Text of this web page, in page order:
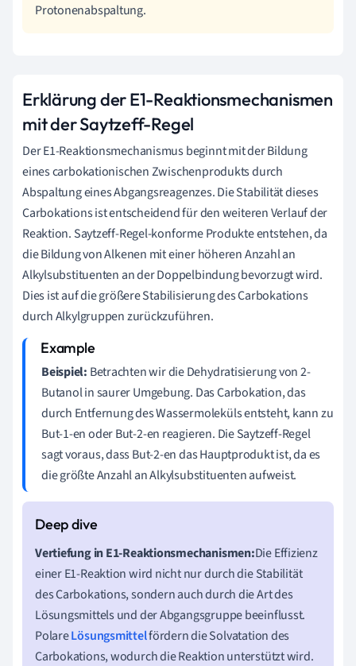
Protonenabspaltung.
Erklärung der E1-Reaktionsmechanismen
mit der Saytzeff-Regel
Der E1-Reaktionsmechanismus beginnt mit der Bildung
eines carbokationischen Zwischenprodukts durch
Abspaltung eines Abgangsreagenzes. Die Stabilität dieses
Carbokations ist entscheidend für den weiteren Verlauf der
Reaktion. Saytzeff-Regel-konforme Produkte entstehen, da
die Bildung von Alkenen mit einer höheren Anzahl an
Alkylsubstituenten an der Doppelbindung bevorzugt wird.
Dies ist auf die größere Stabilisierung des Carbokations
durch Alkylgruppen zurückzuführen.
Beispiel: Betrachten wir die Dehydratisierung von 2-
Butanol in saurer Umgebung. Das Carbokation, das
durch Entfernung des Wassermoleküls entsteht, kann zu
But-1-en oder But-2-en reagieren. Die Saytzeff-Regel
sagt voraus, dass But-2-en das Hauptprodukt ist, da es
die größte Anzahl an Alkylsubstituenten aufweist.
Vertiefung in E1-Reaktionsmechanismen:Die Effizienz
einer E1-Reaktion wird nicht nur durch die Stabilität
des Carbokations, sondern auch durch die Art des
Lösungsmittels und der Abgangsgruppe beeinflusst.
PolareLösungsmittelfördern die Solvatation des
Carbokations, wodurch die Reaktion unterstützt wird.